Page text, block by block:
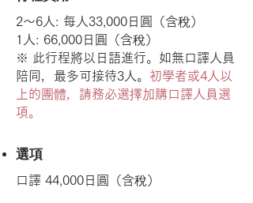
2～6人: 每人33,000日圓（含稅）
1人: 66,000日圓（含稅）
※ 此行程將以日語進行。如無口譯人員
陪同，最多可接待3人。 初學者或4人以
上的團體，請務必選擇加購口譯人員選
項。
選項
口譯 44,000日圓（含稅）